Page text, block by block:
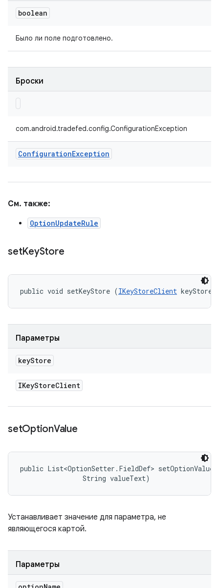
boolean
Было ли поле подготовлено.
Броски
com.android.tradefed.config.ConfigurationException
ConfigurationException
См. также:
OptionUpdateRule
setKeyStore
public void setKeyStore (IKeyStoreClient keyStore)
Параметры
keyStore
IKeyStoreClient
setOptionValue
public List<OptionSetter.FieldDef>
                String valueText)
Устанавливает значение для параметра, не
являющегося картой.
Параметры